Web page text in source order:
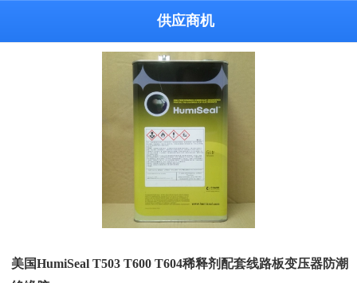
供应商机
美国HumiSeal T503 T600 T604稀释剂配套线路板变压器防潮